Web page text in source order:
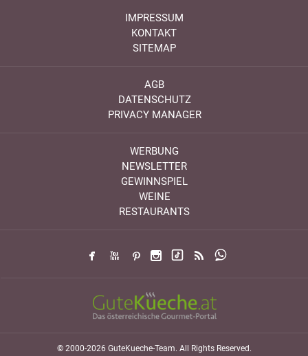
IMPRESSUM
KONTAKT
SITEMAP
AGB
DATENSCHUTZ
PRIVACY MANAGER
WERBUNG
NEWSLETTER
GEWINNSPIEL
WEINE
RESTAURANTS
© 2000-2026 GuteKueche-Team. All Rights Reserved.